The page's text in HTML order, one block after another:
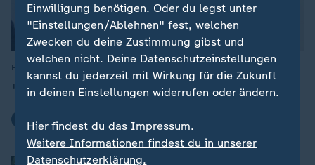
Pressestimmen zum FIFA-Krisentreffen
:
"Infanti-No GO"
Olympiasieger vor Schwimm-EM in Paris
Einwilligung benötigen. Oder du legst unter
"Einstellungen/Ablehnen" fest, welchen
Zwecken du deine Zustimmung gibst und
welchen nicht. Deine Datenschutzeinstellungen
kannst du jederzeit mit Wirkung für die Zukunft
in deinen Einstellungen widerrufen oder ändern.
Hier findest du das Impressum.
Weitere Informationen findest du in unserer
Datenschutzerklärung.